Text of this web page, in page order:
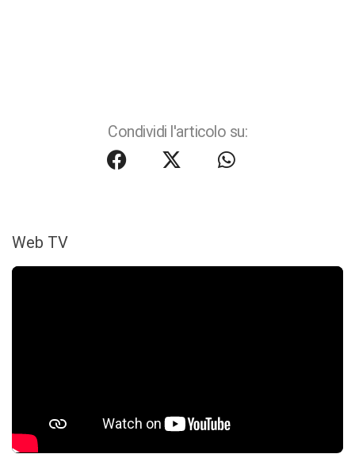
Condividi l'articolo su:
Web TV